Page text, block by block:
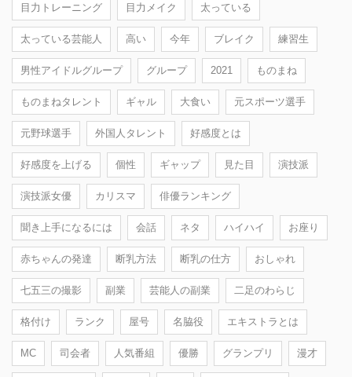
目力トレーニング 目力メイク 太っている
太っている芸能人 高い 今年 ブレイク 練習生
男性アイドルグループ グループ 2021 ものまね
ものまねタレント ギャル 大食い 元スポーツ選手
元野球選手 外国人タレント 好感度とは
好感度を上げる 個性 ギャップ 見た目 演技派
演技派女優 カリスマ 俳優ランキング
聞き上手になるには 会話 ネタ ハイハイ お座り
赤ちゃんの発達 断乳方法 断乳の仕方 おしゃれ
七五三の撮影 副業 芸能人の副業 二足のわらじ
格付け ランク 屋号 名脇役 エキストラとは
MC 司会者 人気番組 優勝 グランプリ 漫才